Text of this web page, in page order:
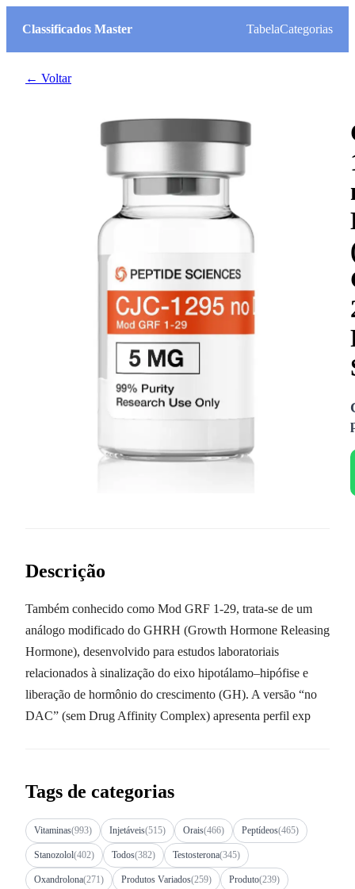
Classificados Master TabelaCategorias
← Voltar
Descrição
Também conhecido como Mod GRF 1-29, trata-se de um
análogo modificado do GHRH (Growth Hormone Releasing
Hormone), desenvolvido para estudos laboratoriais
relacionados à sinalização do eixo hipotálamo–hipófise e
liberação de hormônio do crescimento (GH). A versão “no
DAC” (sem Drug Affinity Complex) apresenta perfil exp
Tags de categorias
Vitaminas(993) Injetáveis(515) Orais(466) Peptídeos(465)
Stanozolol(402) Todos(382) Testosterona(345)
Oxandrolona(271) Produtos Variados(259) Produto(239)